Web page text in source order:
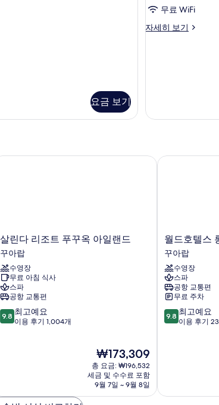
요금 보기
사
진
무료 WiFi
자세히 보기
Executive
기
살
린
다
리
조
트
푸
꾸
옥
랍
살린다 리조트 푸꾸옥 아일랜드
꾸아랍
수영장
무료 아침 식사
스파
공항 교통편
10
점
고
9.8 최고예요
이용 후기 1,004개
현
재
요
금
₩173,309
₩173,309
총 요금: ₩196,532
세금 및 수수료 포함
9월 7일 ~ 9월 8일
린다 리조트 푸꾸옥 아일랜드
월
드
호
텔
스
롱
비
치
리
랍
월드호텔스
꾸아랍
수영장
스파
공항 교통편
무료 주차
10
점
고
9.8 최고예요
이용 후기
월드호텔스 롱